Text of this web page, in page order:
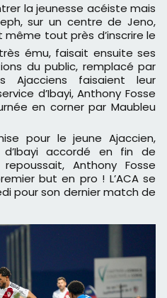
la jeunesse acéiste mais
sur un centre de Jeno,
tout près d’inscrire le
ému, faisait ensuite ses
du public, remplacé par
Ajacciens faisaient leur
d’Ibayi, Anthony Fosse
en corner par Maubleu
pour le jeune Ajaccien,
accordé en fin de
Anthony Fosse
but en pro ! L’ACA se
pour son dernier match de